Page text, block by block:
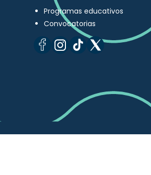
Programas educativos
Convocatorias